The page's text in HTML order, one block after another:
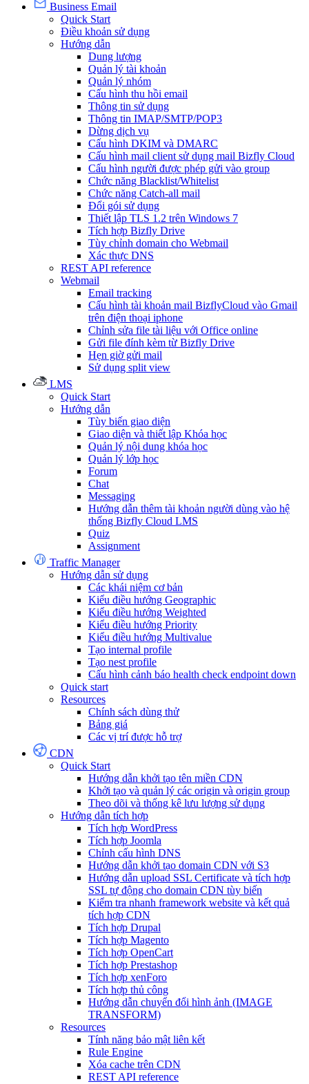
Business Email
Quick Start
Điều khoản sử dụng
Hướng dẫn
Dung lượng
Quản lý tài khoản
Quản lý nhóm
Cấu hình thu hồi email
Thông tin sử dụng
Thông tin IMAP/SMTP/POP3
Dừng dịch vụ
Cấu hình DKIM và DMARC
Cấu hình mail client sử dụng mail Bizfly Cloud
Cấu hình người được phép gửi vào group
Chức năng Blacklist/Whitelist
Chức năng Catch-all mail
Đổi gói sử dụng
Thiết lập TLS 1.2 trên Windows 7
Tích hợp Bizfly Drive
Tùy chỉnh domain cho Webmail
Xác thực DNS
REST API reference
Webmail
Email tracking
Cấu hình tài khoản mail BizflyCloud vào Gmail
trên điện thoại iphone
Chỉnh sửa file tài liệu với Office online
Gửi file đính kèm từ Bizfly Drive
Hẹn giờ gửi mail
Sử dụng split view
LMS
Quick Start
Hướng dẫn
Tùy biến giao diện
Giao diện và thiết lập Khóa học
Quản lý nội dung khóa học
Quản lý lớp học
Forum
Chat
Messaging
Hướng dẫn thêm tài khoản người dùng vào hệ
thống Bizfly Cloud LMS
Quiz
Assignment
Traffic Manager
Hướng dẫn sử dụng
Các khái niệm cơ bản
Kiểu điều hướng Geographic
Kiểu điều hướng Weighted
Kiểu điều hướng Priority
Kiểu điều hướng Multivalue
Tạo internal profile
Tạo nest profile
Cấu hình cảnh báo health check endpoint down
Quick start
Resources
Chính sách dùng thử
Bảng giá
Các vị trí được hỗ trợ
CDN
Quick Start
Hướng dẫn khởi tạo tên miền CDN
Khởi tạo và quản lý các origin và origin group
Theo dõi và thống kê lưu lượng sử dụng
Hướng dẫn tích hợp
Tích hợp WordPress
Tích hợp Joomla
Chỉnh cấu hình DNS
Hướng dẫn khởi tạo domain CDN với S3
Hướng dẫn upload SSL Certificate và tích hợp
SSL tự động cho domain CDN tùy biến
Kiểm tra nhanh framework website và kết quả
tích hợp CDN
Tích hợp Drupal
Tích hợp Magento
Tích hợp OpenCart
Tích hợp Prestashop
Tích hợp xenForo
Tích hợp thủ công
Hướng dẫn chuyển đổi hình ảnh (IMAGE
TRANSFORM)
Resources
Tính năng bảo mật liên kết
Rule Engine
Xóa cache trên CDN
REST API reference